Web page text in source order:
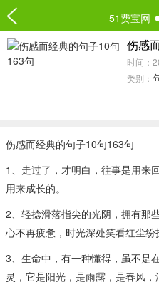
51费宝网
伤感
时间：
类别：
伤感而经典的句子10句163句
1、走过了，才明白，往事是用来
用来成长的。
2、轻捻滑落指尖的光阴，拥有那
心不再疲惫，时光深处笑看红尘纷
3、生命中，有一种懂得，虽不是
灵，它是阳光，是雨露，是春风，